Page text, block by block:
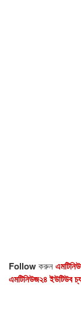
Followকরুন
এমটিনিউজ২৪ ইউটিউব